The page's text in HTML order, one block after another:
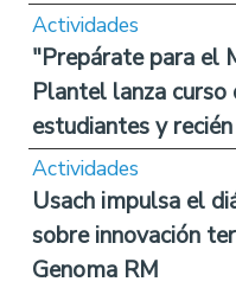
Actividades
"Prepárate para el
Plantel lanza
estudiantes y
Actividades
Usach impulsa el
sobre innovación
Genoma RM